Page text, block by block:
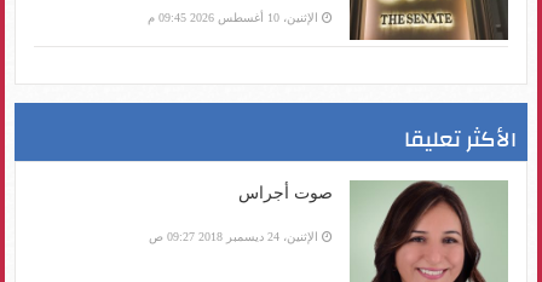
الإثنين، 10 أغسطس 2026 09:45 م
الأكثر تعليقا
صوت أجراس
الإثنين، 24 ديسمبر 2018 09:27 ص